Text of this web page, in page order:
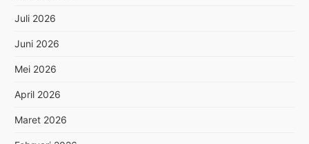
Juli 2026
Juni 2026
Mei 2026
April 2026
Maret 2026